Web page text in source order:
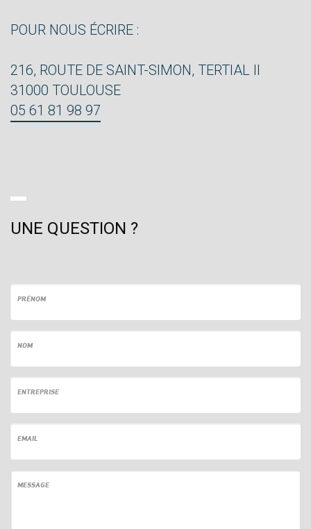
POUR NOUS ÉCRIRE :
216, ROUTE DE SAINT-SIMON, TERTIAL II
31000 TOULOUSE
05 61 81 98 97
UNE QUESTION ?
PRÉNOM
NOM
ENTREPRISE
EMAIL
MESSAGE